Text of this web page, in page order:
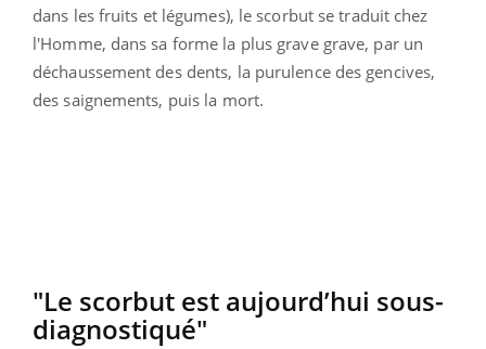
dans les fruits et légumes), le scorbut se traduit chez
l'Homme, dans sa forme la plus grave grave, par un
déchaussement des dents, la purulence des gencives,
des saignements, puis la mort.
"Le scorbut est aujourd’hui sous-
diagnostiqué"